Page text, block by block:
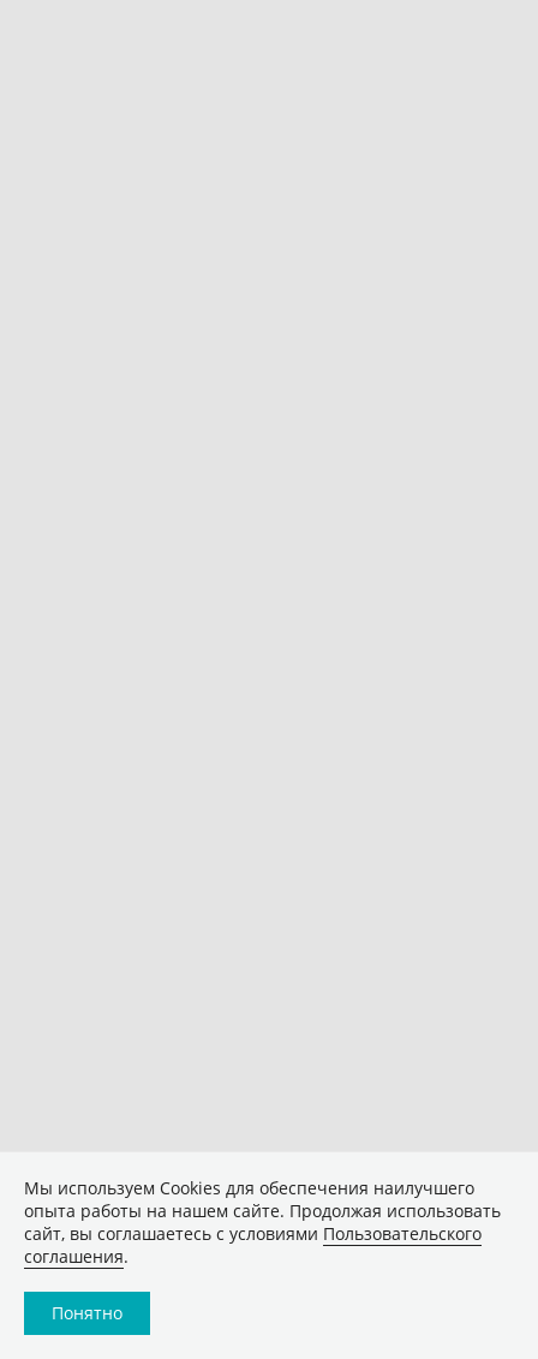
Мы используем Сookies для обеспечения наилучшего
опыта работы на нашем сайте. Продолжая использовать
сайт, вы соглашаетесь с условиями Пользовательского
соглашения.
Понятно